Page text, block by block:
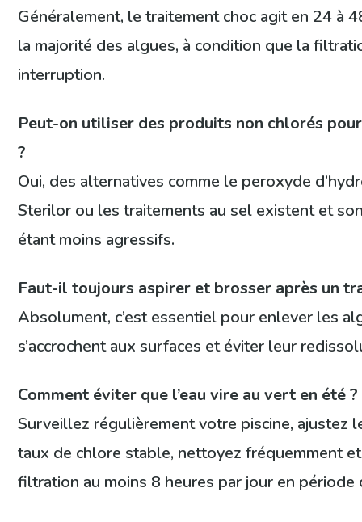
Généralement, le traitement choc agit en 24 à
la majorité des algues, à condition que la
interruption.
Peut-on utiliser des produits non chlorés
?
Oui, des alternatives comme le peroxyde
Sterilor ou les traitements au sel existent et
étant moins agressifs.
Faut-il toujours aspirer et brosser après un
Absolument, c’est essentiel pour enlever les
s’accrochent aux surfaces et éviter leur
Comment éviter que l’eau vire au vert en été ?
Surveillez régulièrement votre piscine, ajustez
taux de chlore stable, nettoyez fréquemment
filtration au moins 8 heures par jour en période